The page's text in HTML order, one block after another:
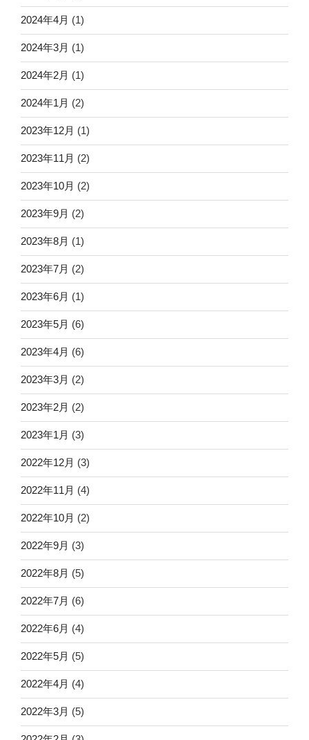
2024年4月 (1)
2024年3月 (1)
2024年2月 (1)
2024年1月 (2)
2023年12月 (1)
2023年11月 (2)
2023年10月 (2)
2023年9月 (2)
2023年8月 (1)
2023年7月 (2)
2023年6月 (1)
2023年5月 (6)
2023年4月 (6)
2023年3月 (2)
2023年2月 (2)
2023年1月 (3)
2022年12月 (3)
2022年11月 (4)
2022年10月 (2)
2022年9月 (3)
2022年8月 (5)
2022年7月 (6)
2022年6月 (4)
2022年5月 (5)
2022年4月 (4)
2022年3月 (5)